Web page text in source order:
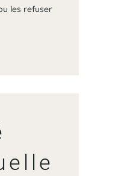
les refuser